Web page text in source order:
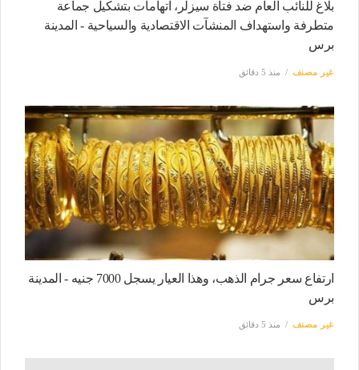
بلاغ للنائب العام ضد فتاة سيزلر، اتهامات بتشكيل جماعة
متطرفة واستهداف المنشآت الاقتصادية والسياحية - المدينة
برس
غير مصنف منذ 5 دقائق
ارتفاع سعر جرام الذهب، وهذا العيار يسجل 7000 جنيه - المدينة
برس
غير مصنف منذ 5 دقائق